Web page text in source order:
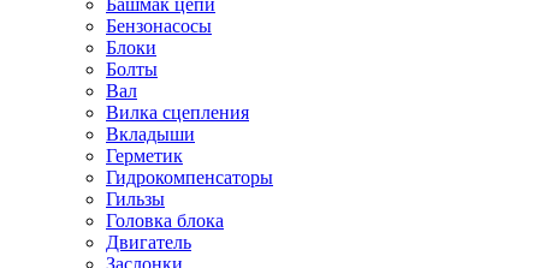
Башмак цепи
Бензонасосы
Блоки
Болты
Вал
Вилка сцепления
Вкладыши
Герметик
Гидрокомпенсаторы
Гильзы
Головка блока
Двигатель